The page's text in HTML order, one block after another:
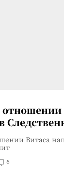
Витаса
6